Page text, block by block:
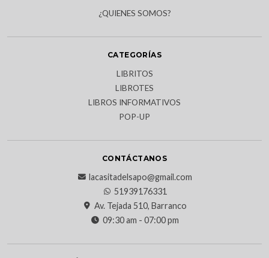
¿QUIENES SOMOS?
CATEGORÍAS
LIBRITOS
LIBROTES
LIBROS INFORMATIVOS
POP-UP
CONTÁCTANOS
lacasitadelsapo@gmail.com
51939176331
Av. Tejada 510, Barranco
09:30 am - 07:00 pm